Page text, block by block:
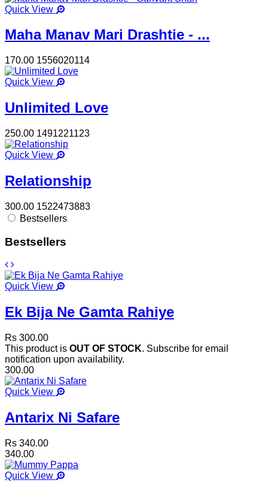
Quick View
Maha Manav Mari Drashtie - ...
170.00 1556020114
Quick View
Unlimited Love
250.00 1491221123
Quick View
Relationship
300.00 1522473883
Bestsellers
Bestsellers
Quick View
Ek Bija Ne Gamta Rahiye
Rs 300.00
This product is OUT OF STOCK. Subscribe for email
notification upon availability.
300.00
Quick View
Antarix Ni Safare
Rs 340.00
340.00
Quick View